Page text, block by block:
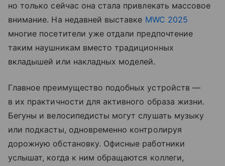
но только сейчас она стала привлекать массовое
внимание. На недавней выставке MWC 2025
многие посетители уже отдали предпочтение
таким наушникам вместо традиционных
вкладышей или накладных моделей.
Главное преимущество подобных устройств —
в их практичности для активного образа жизни.
Бегуны и велосипедисты могут слушать музыку
или подкасты, одновременно контролируя
дорожную обстановку. Офисные работники
услышат, когда к ним обращаются коллеги,